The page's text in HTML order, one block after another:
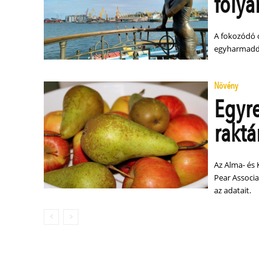
A fokozódó
Növény
Az Alma-
Pear
az adatait.